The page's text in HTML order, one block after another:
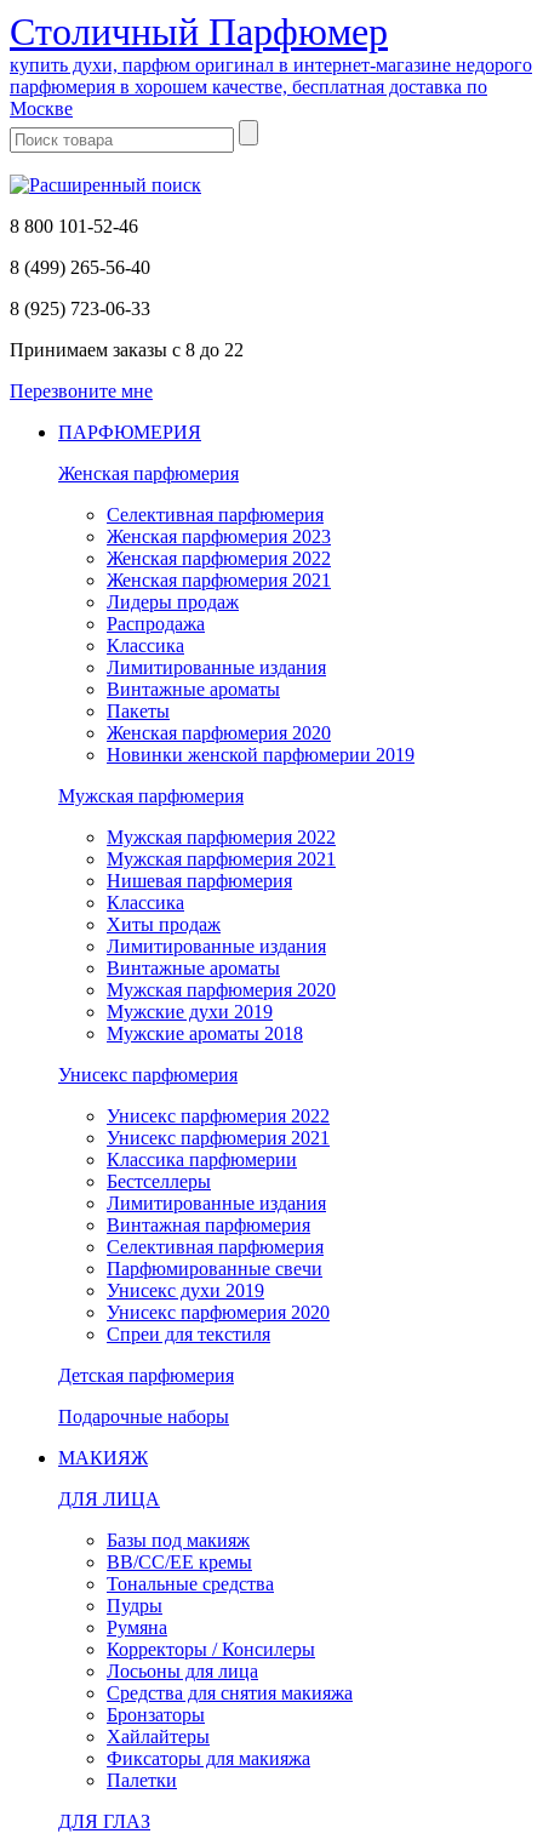
Cтоличный Парфюмер
купить духи, парфюм оригинал в интернет-магазине недорого
парфюмерия в хорошем качестве, бесплатная доставка по
Москве
8 800 101-52-46
8 (499) 265-56-40
8 (925) 723-06-33
Принимаем заказы с 8 до 22
Перезвоните мне
ПАРФЮМЕРИЯ
Женская парфюмерия
Селективная парфюмерия
Женская парфюмерия 2023
Женская парфюмерия 2022
Женская парфюмерия 2021
Лидеры продаж
Распродажа
Классика
Лимитированные издания
Винтажные ароматы
Пакеты
Женская парфюмерия 2020
Новинки женской парфюмерии 2019
Мужская парфюмерия
Мужская парфюмерия 2022
Мужская парфюмерия 2021
Нишевая парфюмерия
Классика
Хиты продаж
Лимитированные издания
Винтажные ароматы
Мужская парфюмерия 2020
Мужские духи 2019
Мужские ароматы 2018
Унисекс парфюмерия
Унисекс парфюмерия 2022
Унисекс парфюмерия 2021
Классика парфюмерии
Бестселлеры
Лимитированные издания
Винтажная парфюмерия
Селективная парфюмерия
Парфюмированные свечи
Унисекс духи 2019
Унисекс парфюмерия 2020
Спреи для текстиля
Детская парфюмерия
Подарочные наборы
МАКИЯЖ
ДЛЯ ЛИЦА
Базы под макияж
BB/CC/EE кремы
Тональные средства
Пудры
Румяна
Корректоры / Консилеры
Лосьоны для лица
Средства для снятия макияжа
Бронзаторы
Хайлайтеры
Фиксаторы для макияжа
Палетки
ДЛЯ ГЛАЗ